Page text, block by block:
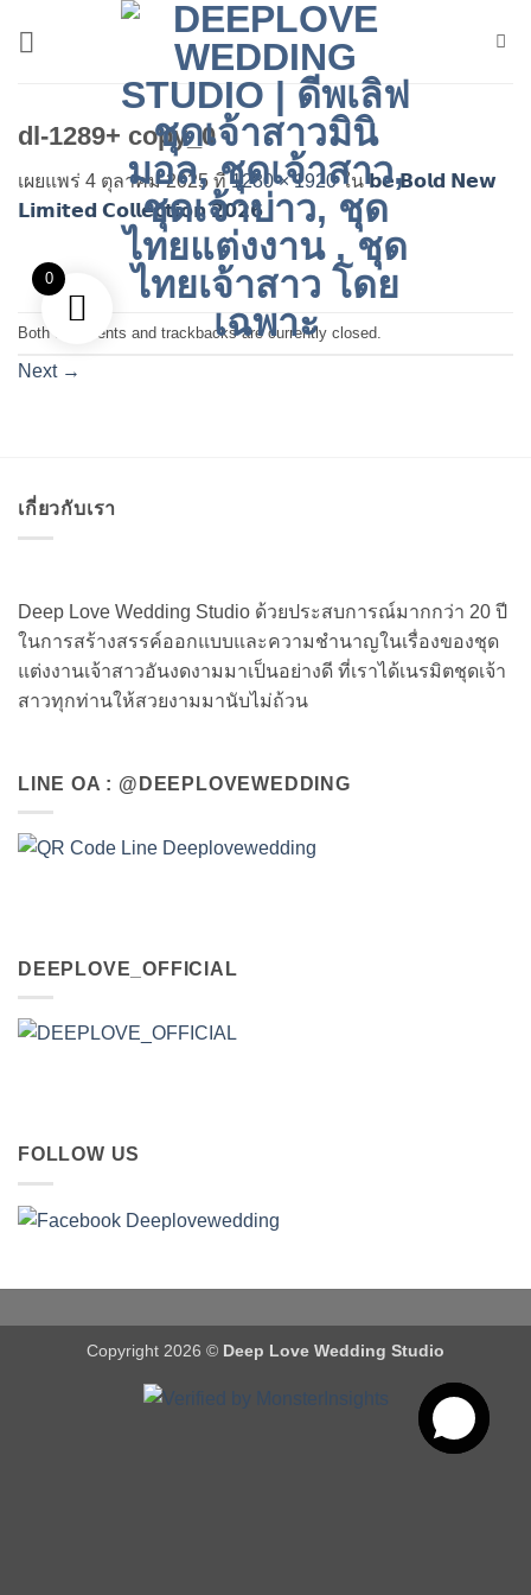
dl-1289+ copy_0
เผยแพร่ 4 ตุลาคม 2025 ที่1280 × 1920ใน𝗯𝗲 𝗕𝗼𝗹𝗱 𝗡𝗲𝘄
𝗟𝗶𝗺𝗶𝘁𝗲𝗱 𝗖𝗼𝗹𝗹𝗲𝗰𝘁𝗶𝗼𝗻 𝟮𝟬𝟮𝟲
Both comments and trackbacks are currently closed.
Next →
เกี่ยวกับเรา
Deep Love Wedding Studio ด้วยประสบการณ์มากกว่า 20 ปี
ในการสร้างสรรค์ออกแบบและความชำนาญในเรื่องของชุด
แต่งงานเจ้าสาวอันงดงามมาเป็นอย่างดี ที่เราได้เนรมิตชุดเจ้า
สาวทุกท่านให้สวยงามมานับไม่ถ้วน
LINE OA : @DEEPLOVEWEDDING
DEEPLOVE_OFFICIAL
FOLLOW US
Copyright 2026 © Deep Love Wedding Studio
0